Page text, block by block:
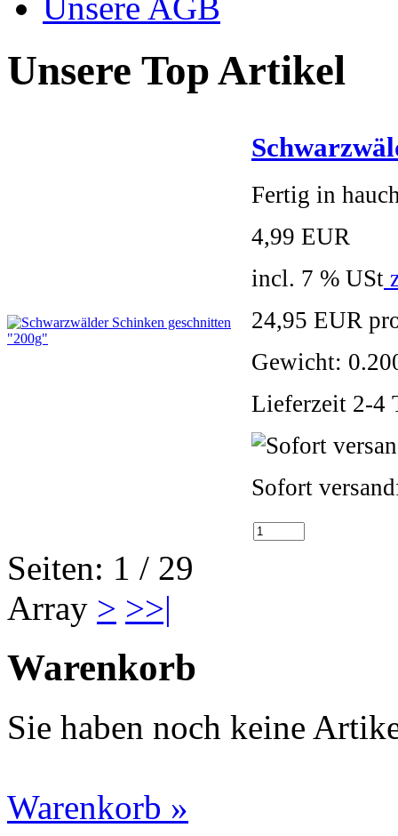
Unsere Top Artikel
Fertig in
4,99 EUR
incl. 7 % USt
24,95 EUR
Gewicht:
Lieferzeit 2-4
Sofort
Seiten: 1 / 29
Array > >>|
Warenkorb
Sie haben noch keine
Warenkorb »